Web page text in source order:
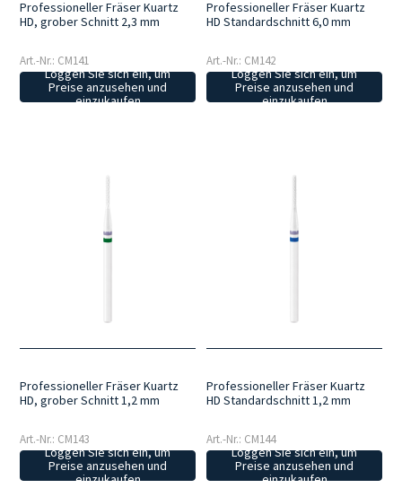
Professioneller Fräser Kuartz
HD, grober Schnitt 2,3 mm
Art.-Nr.: CM141
Loggen Sie sich ein, um
Preise anzusehen und
einzukaufen
Professioneller Fräser Kuartz
HD Standardschnitt 6,0 mm
Art.-Nr.: CM142
Loggen Sie sich ein, um
Preise anzusehen und
einzukaufen
Professioneller Fräser Kuartz
HD, grober Schnitt 1,2 mm
Art.-Nr.: CM143
Loggen Sie sich ein, um
Preise anzusehen und
einzukaufen
Professioneller Fräser Kuartz
HD Standardschnitt 1,2 mm
Art.-Nr.: CM144
Loggen Sie sich ein, um
Preise anzusehen und
einzukaufen